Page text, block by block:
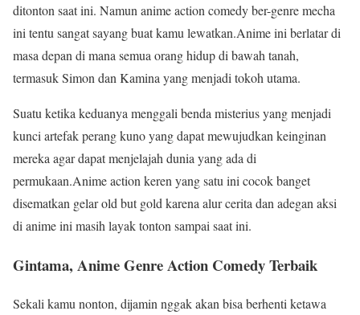
ditonton saat ini. Namun anime action comedy ber-genre mecha
ini tentu sangat sayang buat kamu lewatkan.Anime ini berlatar di
masa depan di mana semua orang hidup di bawah tanah,
termasuk Simon dan Kamina yang menjadi tokoh utama.
Suatu ketika keduanya menggali benda misterius yang menjadi
kunci artefak perang kuno yang dapat mewujudkan keinginan
mereka agar dapat menjelajah dunia yang ada di
permukaan.Anime action keren yang satu ini cocok banget
disematkan gelar old but gold karena alur cerita dan adegan aksi
di anime ini masih layak tonton sampai saat ini.
Gintama, Anime Genre Action Comedy Terbaik
Sekali kamu nonton, dijamin nggak akan bisa berhenti ketawa